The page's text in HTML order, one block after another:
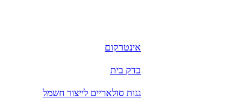
אינטרקום
בדק בית
גגות סולאריים לייצור חשמל